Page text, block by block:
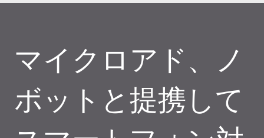
マイクロアド、ノ
ボットと提携して